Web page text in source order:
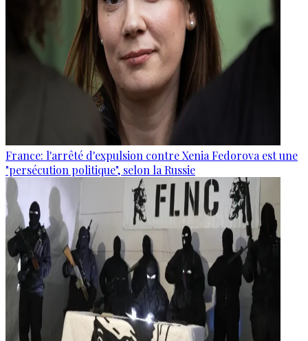
France: l'arrêté d'expulsion contre Xenia Fedorova est une
"persécution politique", selon la Russie